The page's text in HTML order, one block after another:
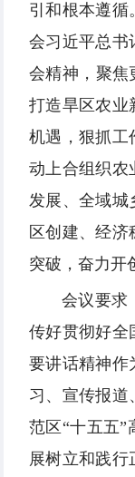
引和根本遵循
会习近平总书
会精神，聚焦
打造旱区农业
机遇，狠抓工
动上合组织农
发展、全域城
区创建、经
突破，奋力开
会议要求
传好贯彻好全
要讲话精神作
习、宣传报道
范区“十五五”
展树立和践行